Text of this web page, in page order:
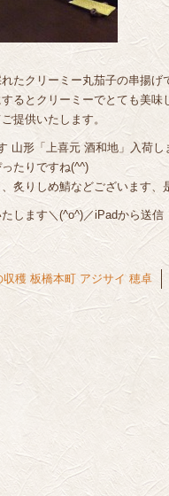
たクリーミー丸茄子の串揚げ
るとクリーミーでとても美味
提供いたします。
山形「上喜元 酒和地」入荷し
たりですね(^^)
炙りしめ鯖などございます、
します＼(^o^)／iPadから送信
収穫 板橋本町 アジサイ 穂卓